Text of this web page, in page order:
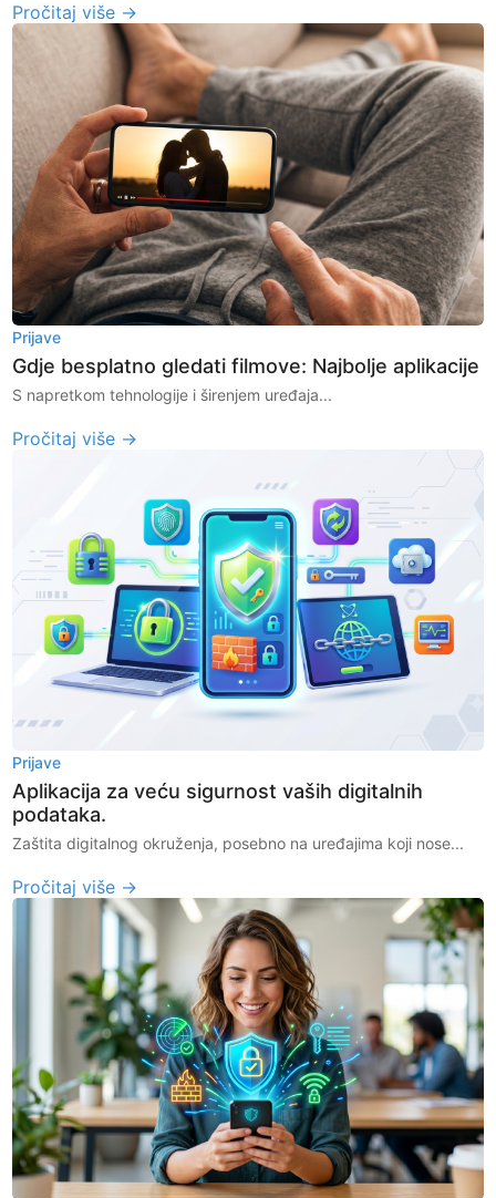
Pročitaj više →
Prijave
Gdje besplatno gledati filmove: Najbolje aplikacije
S napretkom tehnologije i širenjem uređaja...
Pročitaj više →
Prijave
Aplikacija za veću sigurnost vaših digitalnih
podataka.
Zaštita digitalnog okruženja, posebno na uređajima koji nose...
Pročitaj više →